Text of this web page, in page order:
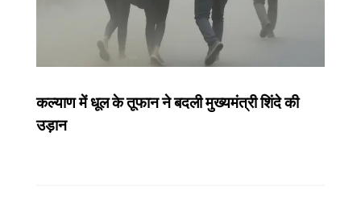
कल्याण में धूल के तूफान ने बदली मुख्यमंत्री शिंदे की
उड़ान